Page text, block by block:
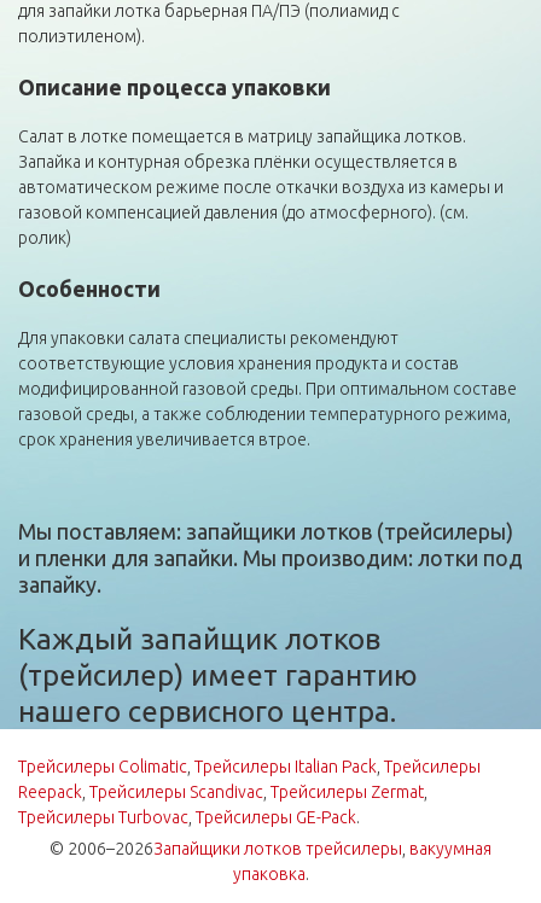
для запайки лотка барьерная ПА/ПЭ (полиамид с
полиэтиленом).
Описание процесса упаковки
Салат в лотке помещается в матрицу запайщика лотков.
Запайка и контурная обрезка плёнки осуществляется в
автоматическом режиме после откачки воздуха из камеры и
газовой компенсацией давления (до атмосферного). (см.
ролик)
Особенности
Для упаковки салата специалисты рекомендуют
соответствующие условия хранения продукта и состав
модифицированной газовой среды. При оптимальном составе
газовой среды, а также соблюдении температурного режима,
срок хранения увеличивается втрое.
Мы поставляем: запайщики лотков (трейсилеры)
и пленки для запайки. Мы производим: лотки под
запайку.
Каждый запайщик лотков
(трейсилер) имеет гарантию
нашего сервисного центра.
Трейсилеры Colimatic Трейсилеры Italian Pack Трейсилеры
Reepack Трейсилеры Scandivac Трейсилеры Zermat
Трейсилеры Turbovac Трейсилеры GE-Pack.
© 2006–2026Запайщики лотков трейсилеры, вакуумная
упаковка.